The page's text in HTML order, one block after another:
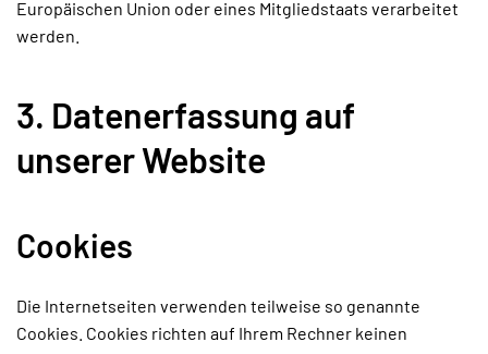
Europäischen Union oder eines Mitgliedstaats verarbeitet
werden.
3. Datenerfassung auf
unserer Website
Cookies
Die Internetseiten verwenden teilweise so genannte
Cookies. Cookies richten auf Ihrem Rechner keinen